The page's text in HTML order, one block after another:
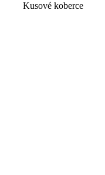
Kusové koberce